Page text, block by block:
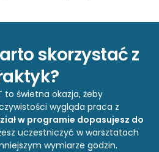
skorzystać z
to świetna okazja, żeby
wygląda praca z
w programie dopasujesz do
uczestniczyć w warsztatach
wymiarze godzin.